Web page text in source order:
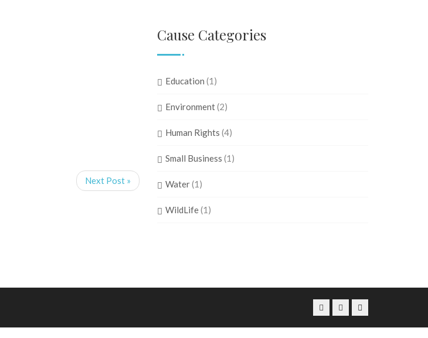
Next Post »
Cause Categories
Education (1)
Environment(2)
Human Rights (4)
Small Business (1)
Water(1)
WildLife(1)